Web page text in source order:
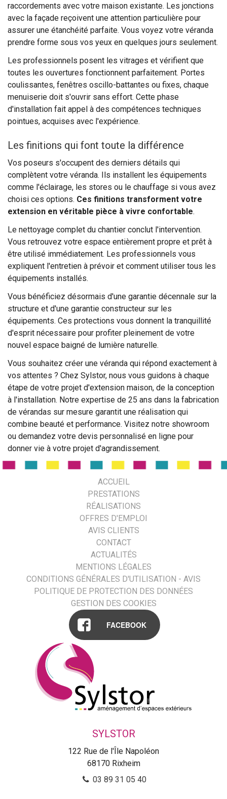
raccordements avec votre maison existante. Les jonctions
avec la façade reçoivent une attention particulière pour
assurer une étanchéité parfaite. Vous voyez votre véranda
prendre forme sous vos yeux en quelques jours seulement.
Les professionnels posent les vitrages et vérifient que
toutes les ouvertures fonctionnent parfaitement. Portes
coulissantes, fenêtres oscillo-battantes ou fixes, chaque
menuiserie doit s'ouvrir sans effort. Cette phase
d'installation fait appel à des compétences techniques
pointues, acquises avec l'expérience.
Les finitions qui font toute la différence
Vos poseurs s'occupent des derniers détails qui
complètent votre véranda. Ils installent les équipements
comme l'éclairage, les stores ou le chauffage si vous avez
choisi ces options. Ces finitions transforment votre
extension en véritable pièce à vivre confortable.
Le nettoyage complet du chantier conclut l'intervention.
Vous retrouvez votre espace entièrement propre et prêt à
être utilisé immédiatement. Les professionnels vous
expliquent l'entretien à prévoir et comment utiliser tous les
équipements installés.
Vous bénéficiez désormais d'une garantie décennale sur la
structure et d'une garantie constructeur sur les
équipements. Ces protections vous donnent la tranquillité
d'esprit nécessaire pour profiter pleinement de votre
nouvel espace baigné de lumière naturelle.
Vous souhaitez créer une véranda qui répond exactement à
vos attentes ? Chez Sylstor, nous vous guidons à chaque
étape de votre projet d'extension maison, de la conception
à l'installation. Notre expertise de 25 ans dans la fabrication
de vérandas sur mesure garantit une réalisation qui
combine beauté et performance. Visitez notre showroom
ou demandez votre devis personnalisé en ligne pour
donner vie à votre projet d'agrandissement.
ACCUEIL
PRESTATIONS
RÉALISATIONS
OFFRES D'EMPLOI
AVIS CLIENTS
CONTACT
ACTUALITÉS
MENTIONS LÉGALES
CONDITIONS GÉNÉRALES D'UTILISATION - AVIS
POLITIQUE DE PROTECTION DES DONNÉES
GESTION DES COOKIES
FACEBOOK
SYLSTOR
122 Rue de l'Île Napoléon
68170 Rixheim
03 89 31 05 40